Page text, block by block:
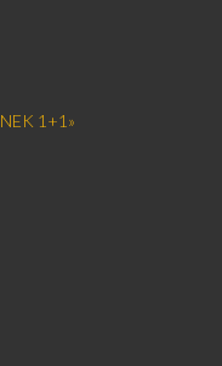
1+1»